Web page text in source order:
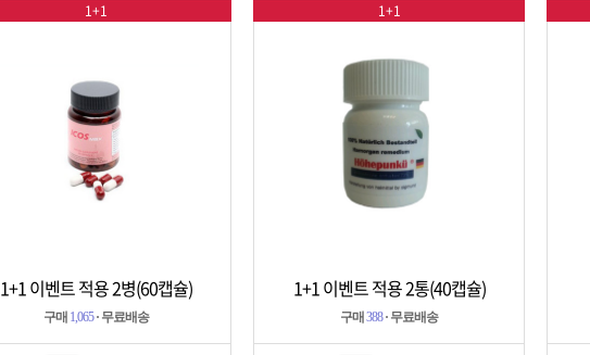
상세보기 담기
1+1 이벤트 적용 2병(60캡슐)
구매 1,065· 무료배송
1+1
상세보기 담기
1+1 이벤트 적용 2통(40캡슐)
구매 388· 무료배송
1+1